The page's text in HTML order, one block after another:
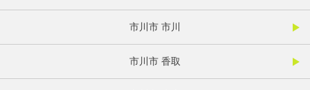
市川市 市川
市川市 香取